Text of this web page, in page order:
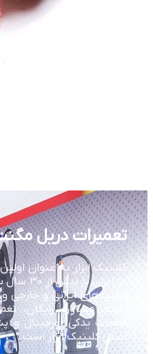
تعمیرات دریل
کلینیک ابزار به عنوان
در
مگنت‌های ایرانی و خارجی
است. مشاوره رایگان،
قطعات یدکی اورجینال و
اصلی کلینیک ابزار است.